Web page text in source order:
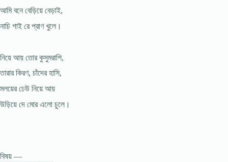
আমি বনে বেড়িয়ে বেড়াই,
নাচি গাই রে প্রাণ খুলে।
নিয়ে আয় তোর কুসুমরাশি,
তারার কিরণ, চাঁদের হাসি,
মলয়ের ঢেউ নিয়ে আয়
উড়িয়ে দে মোর এলো চুলে।
বিষয় —